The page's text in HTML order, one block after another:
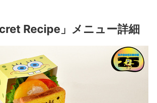
Recipe」メニュー詳細